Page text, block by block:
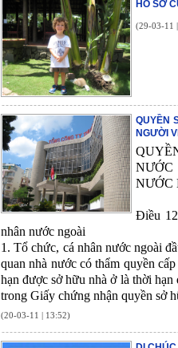
HỒ SƠ
(29-03-11
QUYỀN
NGƯỜI
NƯỚC
Điều
nhân nước ngoài
1. Tổ chức, cá nhân nước ngoài
quan nhà nước có thẩm quyền
hạn được sở hữu nhà ở là thời
trong Giấy chứng nhận quyền sở
(20-03-11 | 13:52)